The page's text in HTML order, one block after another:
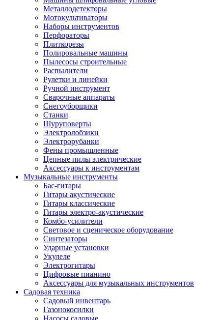
Металлодетекторы
Мотокультиваторы
Наборы инструментов
Перфораторы
Плиткорезы
Полировальные машины
Пылесосы строительные
Распылители
Рулетки и линейки
Ручной инструмент
Сварочные аппараты
Снегоуборщики
Станки
Шуруповерты
Электролобзики
Электрорубанки
Фены промышленные
Цепные пилы электрические
Аксессуары к инструментам
Музыкальные инструменты
Бас-гитары
Гитары акустические
Гитары классические
Гитары электро-акустические
Комбо-усилители
Световое и сценическое оборудование
Синтезаторы
Ударные установки
Укулеле
Электрогитары
Цифровые пианино
Аксессуары для музыкальных инструментов
Садовая техника
Садовый инвентарь
Газонокосилки
Насосы садовые